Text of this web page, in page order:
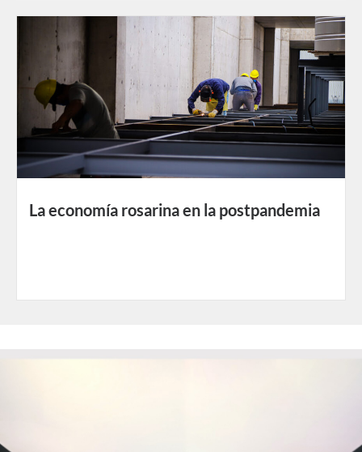
La economía rosarina en la postpandemia